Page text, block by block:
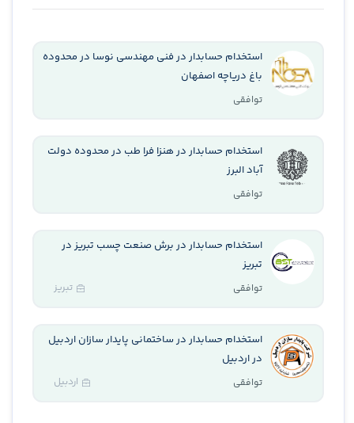
استخدام حسابدار در فنی مهندسی نوسا در محدوده
باغ دریاچه اصفهان
توافقی
استخدام حسابدار در هنزا فرا طب در محدوده دولت
آباد البرز
توافقی
استخدام حسابدار در برش صنعت چسب تبریز در
تبریز
توافقی تبریز
استخدام حسابدار در ساختمانی پایدار سازان اردبیل
در اردبیل
توافقی اردبیل